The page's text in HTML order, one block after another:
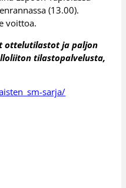
(13.00).
voittoa.
ottelutilastot ja paljon
tilastopalvelusta,
sarja/